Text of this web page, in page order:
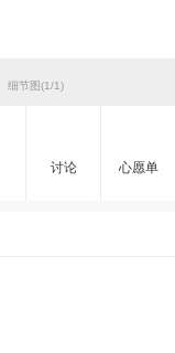
细节图(1/1)
讨论 心愿单